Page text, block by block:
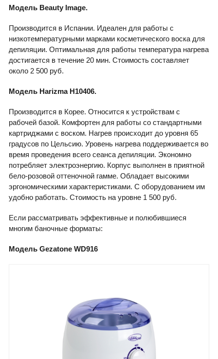
Модель Beauty Image.
Производится в Испании. Идеален для работы с
низкотемпературными марками косметического воска для
депиляции. Оптимальная для работы температура нагрева
достигается в течение 20 мин. Стоимость составляет
около 2 500 руб.
Модель Harizma H10406.
Производится в Корее. Относится к устройствам с
рабочей базой. Комфортен для работы со стандартными
картриджами с воском. Нагрев происходит до уровня 65
градусов по Цельсию. Уровень нагрева поддерживается во
время проведения всего сеанса депиляции. Экономно
потребляет электроэнергию. Корпус выполнен в приятной
бело-розовой оттеночной гамме. Обладает высокими
эргономическими характеристиками. С оборудованием им
удобно работать. Стоимость на уровне 1 500 руб.
Если рассматривать эффективные и полюбившиеся
многим баночные форматы:
Модель Gezatone WD916